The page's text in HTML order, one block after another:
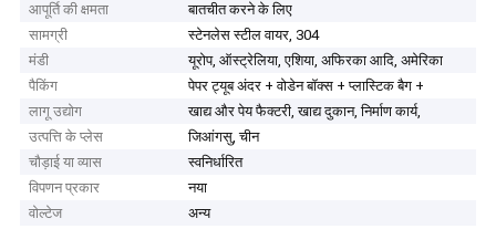
आपूर्ति की क्षमता
बातचीत करने के लिए
सामग्री
स्टेनलेस स्टील वायर, 304
मंडी
यूरोप, ऑस्ट्रेलिया, एशिया, अफिरका आदि, अमेरिका
पैकिंग
पेपर ट्यूब अंदर + वोडेन बॉक्स + प्लास्टिक बैग +
लागू उद्योग
खाद्य और पेय फैक्टरी, खाद्य दुकान, निर्माण कार्य,
उत्पत्ति के प्लेस
जिआंगसु, चीन
चौड़ाई या व्यास
स्वनिर्धारित
विपणन प्रकार
नया
वोल्टेज
अन्य